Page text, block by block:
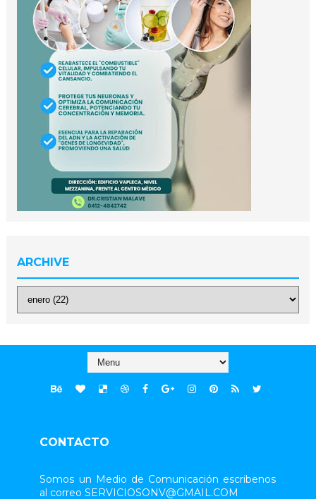
ARCHIVE
CONTACTO
Somos un Medio de Comunicación escribenos
al correo SERVICIOSONV@GMAIL.COM